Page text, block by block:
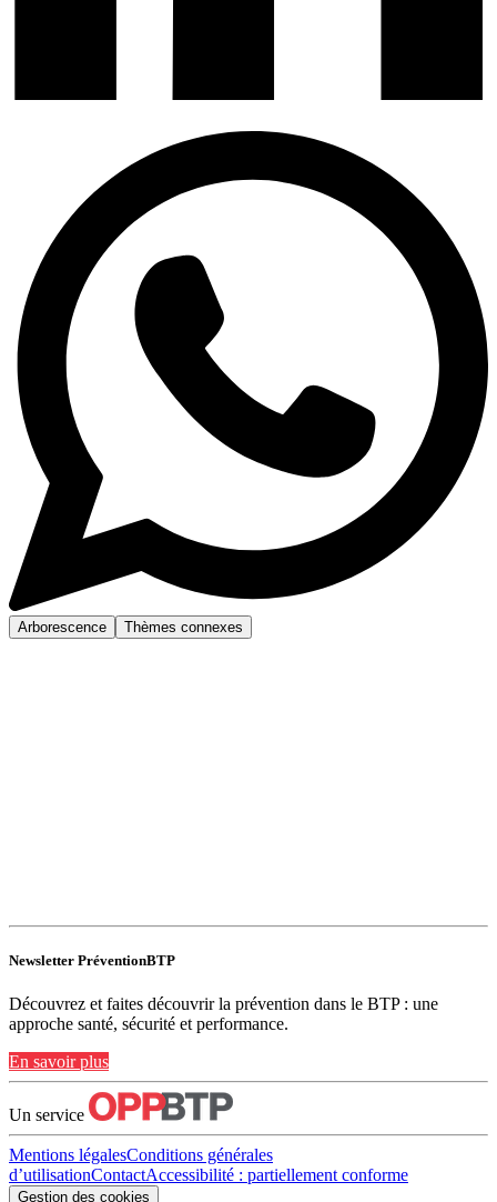
Arborescence Thèmes connexes
Newsletter PréventionBTP
Découvrez et faites découvrir la prévention dans le BTP : une
approche santé, sécurité et performance.
En savoir plus
Un service
Mentions légalesConditions générales
d’utilisationContactAccessibilité : partiellement conforme
Gestion des cookies